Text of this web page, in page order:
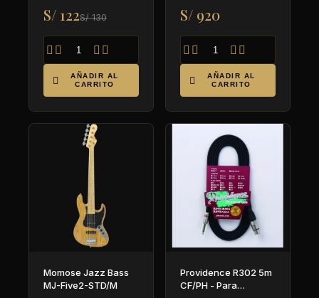
S/ 122S/ 130
   

AÑADIR AL
CARRITO
BAJO
S/ 920
   

AÑADIR AL
CARRITO
Momose Jazz Bass
MJ-Five2-STD/M
Providence R302 5m
CF/PH - Para